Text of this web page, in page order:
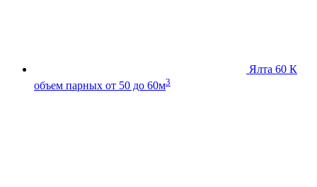
Ялта 60 К
объем парных от 50 до 60м3